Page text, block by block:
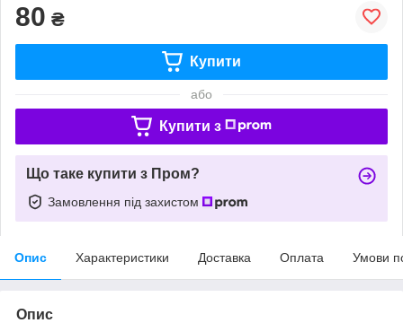
80 ₴
Купити
або
Купити з
Що таке купити з Пром?
Замовлення під захистом
Опис Характеристики Доставка Оплата Умови
Опис